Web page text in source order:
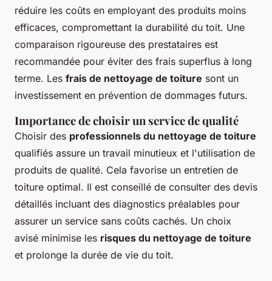
réduire les coûts en employant des produits moins
efficaces, compromettant la durabilité du toit. Une
comparaison rigoureuse des prestataires est
recommandée pour éviter des frais superflus à long
terme. Les frais de nettoyage de toiture sont un
investissement en prévention de dommages futurs.
Importance de choisir un service de qualité
Choisir des professionnels du nettoyage de toiture
qualifiés assure un travail minutieux et l'utilisation de
produits de qualité. Cela favorise un entretien de
toiture optimal. Il est conseillé de consulter des devis
détaillés incluant des diagnostics préalables pour
assurer un service sans coûts cachés. Un choix
avisé minimise les risques du nettoyage de toiture
et prolonge la durée de vie du toit.